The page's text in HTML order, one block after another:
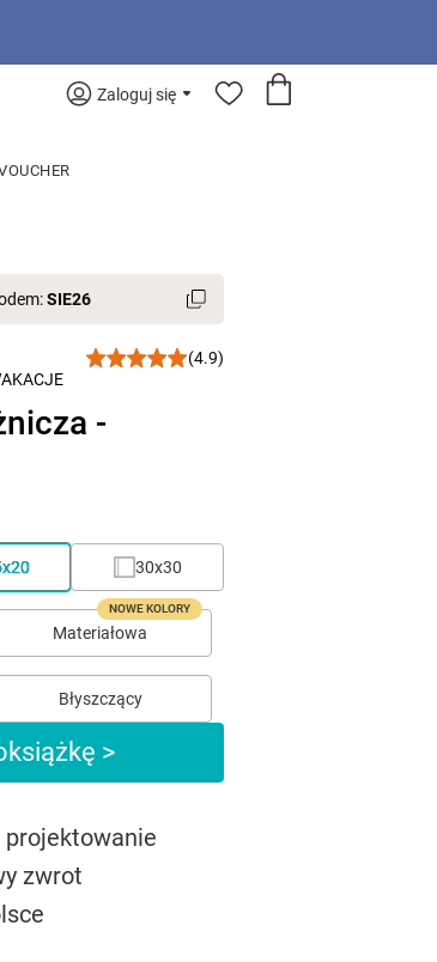
Zaloguj się
SIE26
(4.9)
-
30x30
Materiałowa
NOWE KOLORY
Błyszczący
>
zwrot